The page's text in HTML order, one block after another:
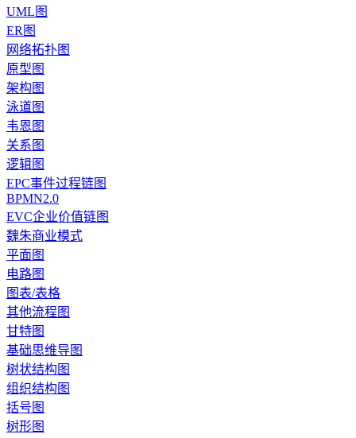
UML图
ER图
网络拓扑图
原型图
架构图
泳道图
韦恩图
关系图
逻辑图
EPC事件过程链图
BPMN2.0
EVC企业价值链图
魏朱商业模式
平面图
电路图
图表/表格
其他流程图
甘特图
基础思维导图
树状结构图
组织结构图
括号图
树形图